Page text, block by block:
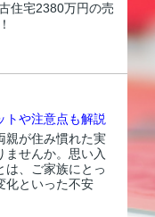
住宅2380万円の売
トや注意点も解説
親が住み慣れた実
ませんか。思い入
は、ご家族にとっ
化といった不安